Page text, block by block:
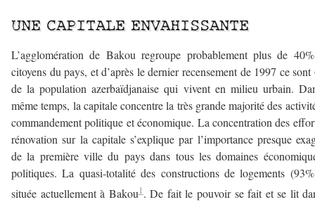
UNE CAPITALE ENVAHISSANTE
L’agglomération de Bakou regroupe probablement plus de
citoyens du pays, et d’après le dernier recensement de 1997 ce
de la population azerbaïdjanaise qui vivent en milieu urbain.
même temps, la capitale concentre la très grande majorité des
commandement politique et économique. La concentration des
rénovation sur la capitale s’explique par l’importance presque
de la première ville du pays dans tous les domaines
politiques. La quasi-totalité des constructions de logements
située actuellement à Bakou1. De fait le pouvoir se fait et se lit